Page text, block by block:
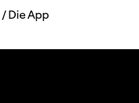
/Die App